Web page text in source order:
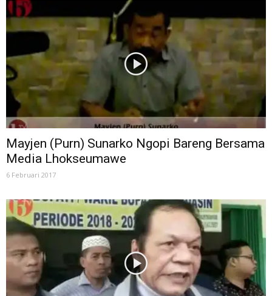
Mayjen (Purn) Sunarko Ngopi Bareng Bersama
Media Lhokseumawe
6 Februari 2017